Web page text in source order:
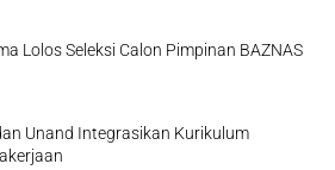
Lolos Seleksi Calon Pimpinan BAZNAS
Unand Integrasikan Kurikulum